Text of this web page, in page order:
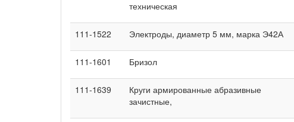
техническая
111-1522 Электроды, диаметр 5 мм, марка Э42А
111-1601 Бризол
111-1639
Круги армированные абразивные
зачистные,